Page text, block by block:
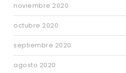
noviembre 2020
octubre 2020
septiembre 2020
agosto 2020